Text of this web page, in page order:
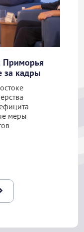
Приморья
за кадры
меры